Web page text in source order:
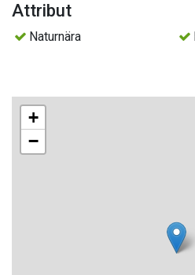
400 kr/person
Attribut
Naturnära
+
−